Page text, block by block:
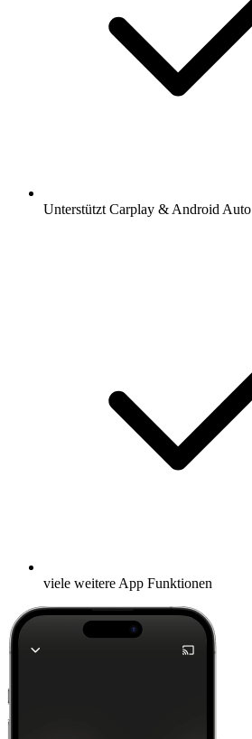
Unterstützt Carplay & Android Auto
viele weitere App Funktionen